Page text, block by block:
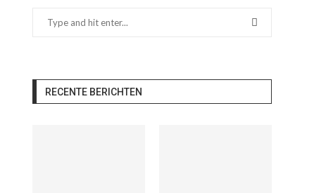
RECENTE BERICHTEN